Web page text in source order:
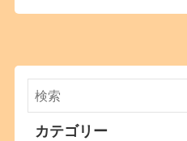
カテゴリー